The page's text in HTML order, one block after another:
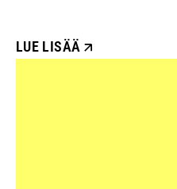
LUE LISÄÄ